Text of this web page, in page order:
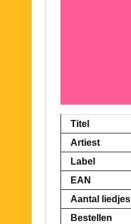
Titel
Artiest
Label
EAN
Aantal liedjes
Bestellen